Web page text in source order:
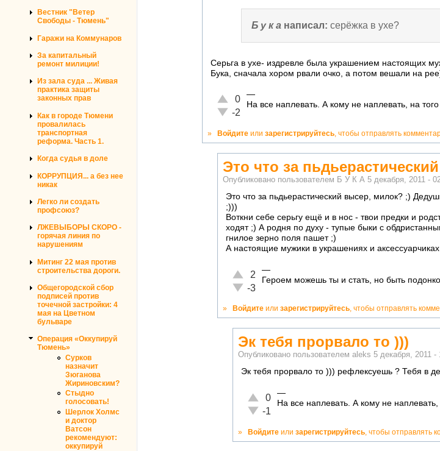
Вестник "Ветер
Свободы - Тюмень"
Гаражи на Коммунаров
За капитальный
ремонт милиции!
Из зала суда ... Живая
практика защиты
законных прав
Как в городе Тюмени
провалилась
транспортная
реформа. Часть 1.
Когда судья в доле
КОРРУПЦИЯ... а без нее
никак
Легко ли создать
профсоюз?
ЛЖЕВЫБОРЫ СКОРО -
горячая линия по
нарушениям
Митинг 22 мая против
строительства дороги.
Общегородской сбор
подписей против
точечной застройки: 4
мая на Цветном
бульваре
Операция «Оккупируй
Тюмень»
Сурков
назначит
Зюганова
Жириновским?
Стыдно
голосовать!
Шерлок Холмс
и доктор
Ватсон
рекомендуют:
оккупируй
Б у к а написал:серёжка в ухе?
Серьга в ухе- издревле была украшением настоящих
Бука, сначала хором рвали очко, а потом вешали на
Отлично!
0
Неадекватно!
-2
—
На все наплевать. А кому не наплевать, на
» Войдите или зарегистрируйтесь, чтобы отправлять
Это что за пьдьерастический
Опубликовано пользователем Б У К А 5 декабря, 2011 -
Это что за пьдьерастический высер, милок? ;)
;)))
Воткни себе серьгу ещё и в нос - твои предки и
ходят ;) А родня по духу - тупые быки с
гнилое зерно поля пашет ;)
А настоящие мужики в украшениях и
Отлично!
2
Неадекватно!
-3
—
Героем можешь ты и стать, но быть
» Войдите или зарегистрируйтесь, чтобы отправлять
Эк тебя прорвало то )))
Опубликовано пользователем aleks 5 декабря, 2011 -
Эк тебя прорвало то ))) рефлексуешь ? Тебя в
Отлично!
0
Неадекватно!
-1
—
На все наплевать. А кому не наплевать,
» Войдите или зарегистрируйтесь , чтобы отправлять